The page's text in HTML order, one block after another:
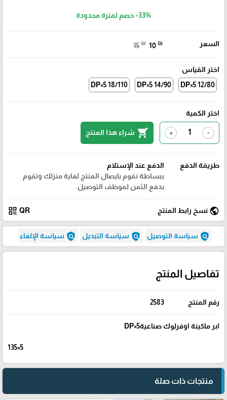
-33% خصم لفترة محدودة
السعر 15 ₪ 10 ₪
اختر القياس
DP×5 12/80
DP×5 14/90
DP×5 18/110
اختر الكمية
-
+
shopping_cart شراء هذا المنتج
طريقة الدفع
الدفع عند الإستلام
ببساطة نقوم بايصال المنتج لغاية منزلك وتقوم
بدفع الثمن لموظف التوصيل.
public نسخ رابط المنتج QR
qr_code
policy سياسة التوصيل policy سياسة التبديل policy سياسة الإلغاء
تفاصيل المنتج
رقم المنتج 2583
ابر ماكينة اوفرلوك صناعيةDP×5
135×5
منتجات ذات صلة